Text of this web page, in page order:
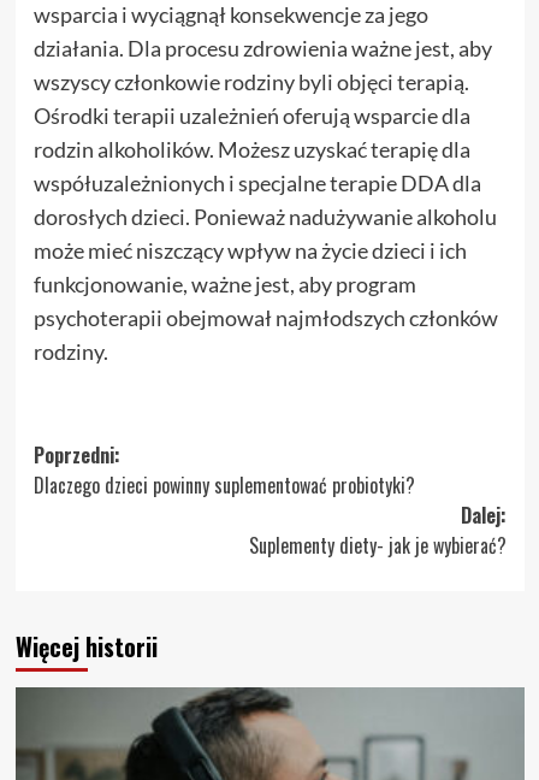
wsparcia i wyciągnął konsekwencje za jego
działania. Dla procesu zdrowienia ważne jest, aby
wszyscy członkowie rodziny byli objęci terapią.
Ośrodki terapii uzależnień oferują wsparcie dla
rodzin alkoholików. Możesz uzyskać terapię dla
współuzależnionych i specjalne terapie DDA dla
dorosłych dzieci. Ponieważ nadużywanie alkoholu
może mieć niszczący wpływ na życie dzieci i ich
funkcjonowanie, ważne jest, aby program
psychoterapii obejmował najmłodszych członków
rodziny.
Zobacz
wpisy
Poprzedni:
Dlaczego dzieci powinny suplementować probiotyki?
Dalej:
Suplementy diety- jak je wybierać?
Więcej historii